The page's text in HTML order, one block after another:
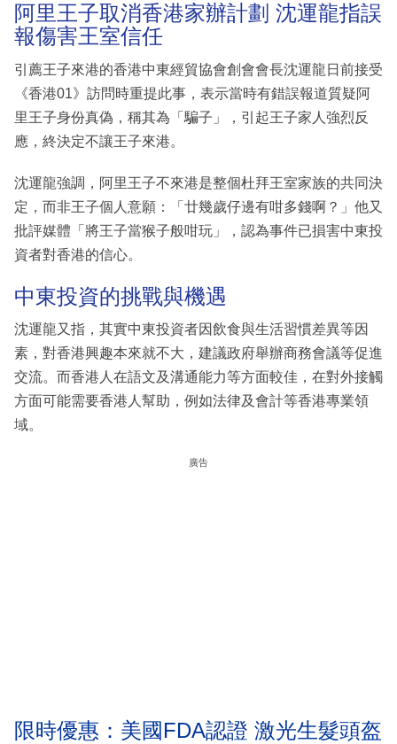
阿里王子取消香港家辦計劃 沈運龍指誤
報傷害王室信任
引薦王子來港的香港中東經貿協會創會會長沈運龍日前接受
《香港01》訪問時重提此事，表示當時有錯誤報道質疑阿
里王子身份真偽，稱其為「騙子」，引起王子家人強烈反
應，終決定不讓王子來港。
沈運龍強調，阿里王子不來港是整個杜拜王室家族的共同決
定，而非王子個人意願：「廿幾歲仔邊有咁多錢啊？」他又
批評媒體「將王子當猴子般咁玩」，認為事件已損害中東投
資者對香港的信心。
中東投資的挑戰與機遇
沈運龍又指，其實中東投資者因飲食與生活習慣差異等因
素，對香港興趣本來就不大，建議政府舉辦商務會議等促進
交流。而香港人在語文及溝通能力等方面較佳，在對外接觸
方面可能需要香港人幫助，例如法律及會計等香港專業領
域。
廣告
限時優惠：美國FDA認證 激光生髮頭盔